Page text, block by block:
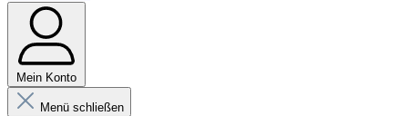
Mein Konto
Menü schließen